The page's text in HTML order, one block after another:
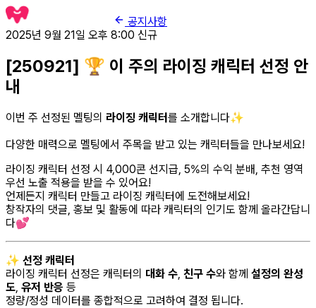
공지사항
2025년 9월 21일 오후 8:00 신규
[250921] 🏆 이 주의 라이징 캐릭터 선정 안
내
이번 주 선정된 멜팅의 라이징 캐릭터를 소개합니다✨
다양한 매력으로 멜팅에서 주목을 받고 있는 캐릭터들을 만나보세요!
라이징 캐릭터 선정 시 4,000콘 선지급, 5%의 수익 분배, 추천 영역
우선 노출 적용을 받을 수 있어요!
언제든지 캐릭터 만들고 라이징 캐릭터에 도전해보세요!
창작자의 댓글, 홍보 및 활동에 따라 캐릭터의 인기도 함께 올라간답니
다💕
✨ 선정 캐릭터
라이징 캐릭터 선정은 캐릭터의 대화 수, 친구 수와 함께 설정의 완성
도, 유저 반응 등
정량/정성 데이터를 종합적으로 고려하여 결정 됩니다.